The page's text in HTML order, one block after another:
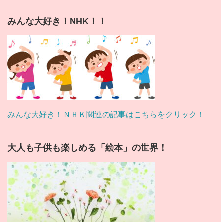
みんな大好き！NHK！！
みんな大好き！ＮＨＫ関連の記事はこちらをクリック！
大人も子供も楽しめる「絵本」の世界！